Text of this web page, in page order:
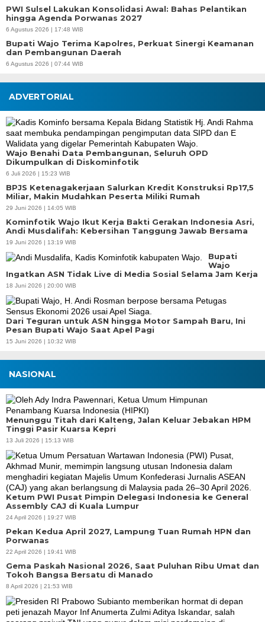
PWI Sulsel Lakukan Konsolidasi Awal: Bahas Pelantikan
hingga Agenda Porwanas 2027
6 Agustus 2026 | 17:48 WIB
Bupati Wajo Terima Kapolres, Perkuat Sinergi Keamanan
dan Pembangunan Daerah
6 Agustus 2026 | 07:44 WIB
ADVERTORIAL
Wajo Benahi Data Pembangunan, Seluruh OPD
Dikumpulkan di Diskominfotik
6 Juli 2026 | 15:23 WIB
BPJS Ketenagakerjaan Salurkan Kredit Konstruksi Rp17,5
Miliar, Makin Mudahkan Peserta Miliki Rumah
29 Juni 2026 | 14:05 WIB
Kominfotik Wajo Ikut Kerja Bakti Gerakan Indonesia Asri,
Andi Musdalifah: Kebersihan Tanggung Jawab Bersama
19 Juni 2026 | 13:19 WIB
Bupati
Wajo
Ingatkan ASN Tidak Live di Media Sosial Selama Jam Kerja
18 Juni 2026 | 20:00 WIB
Dari Teguran untuk ASN hingga Motor Sampah Baru, Ini
Pesan Bupati Wajo Saat Apel Pagi
15 Juni 2026 | 10:32 WIB
NASIONAL
Menunggu Titah dari Kalteng, Jalan Keluar Jebakan HPM
Tinggi Pasir Kuarsa Kepri
13 Juli 2026 | 15:13 WIB
Ketum PWI Pusat Pimpin Delegasi Indonesia ke General
Assembly CAJ di Kuala Lumpur
24 April 2026 | 19:27 WIB
Pekan Kedua April 2027, Lampung Tuan Rumah HPN dan
Porwanas
22 April 2026 | 19:41 WIB
Gema Paskah Nasional 2026, Saat Puluhan Ribu Umat dan
Tokoh Bangsa Bersatu di Manado
8 April 2026 | 21:53 WIB